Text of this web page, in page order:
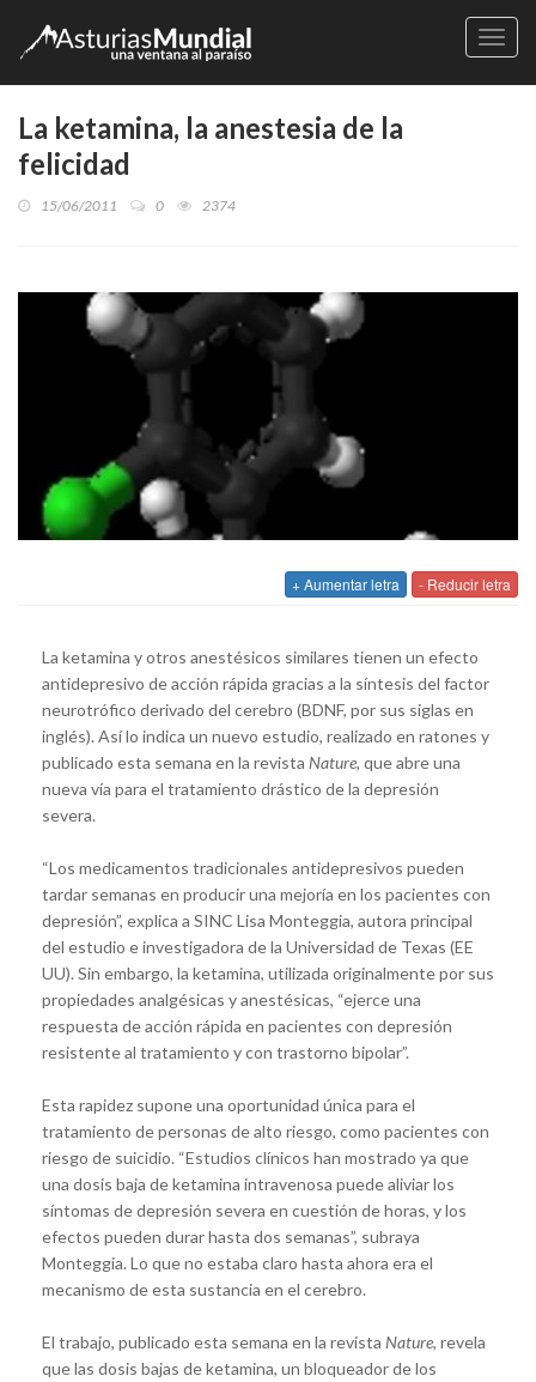
La ketamina, la anestesia de la
felicidad
15/06/2011 0 2374
+ Aumentar letra - Reducir letra
La ketamina y otros anestésicos similares tienen un efecto
antidepresivo de acción rápida gracias a la síntesis del factor
neurotrófico derivado del cerebro (BDNF, por sus siglas en
inglés). Así lo indica un nuevo estudio, realizado en ratones y
publicado esta semana en la revista Nature, que abre una
nueva vía para el tratamiento drástico de la depresión
severa.
“Los medicamentos tradicionales antidepresivos pueden
tardar semanas en producir una mejoría en los pacientes con
depresión”, explica a SINC Lisa Monteggia, autora principal
del estudio e investigadora de la Universidad de Texas (EE
UU). Sin embargo, la ketamina, utilizada originalmente por sus
propiedades analgésicas y anestésicas, “ejerce una
respuesta de acción rápida en pacientes con depresión
resistente al tratamiento y con trastorno bipolar”.
Esta rapidez supone una oportunidad única para el
tratamiento de personas de alto riesgo, como pacientes con
riesgo de suicidio. “Estudios clínicos han mostrado ya que
una dosis baja de ketamina intravenosa puede aliviar los
síntomas de depresión severa en cuestión de horas, y los
efectos pueden durar hasta dos semanas”, subraya
Monteggia. Lo que no estaba claro hasta ahora era el
mecanismo de esta sustancia en el cerebro.
El trabajo, publicado esta semana en la revista Nature, revela
que las dosis bajas de ketamina, un bloqueador de los